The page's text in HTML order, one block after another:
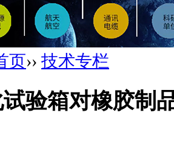
页›› 技术专栏
验箱对橡胶制